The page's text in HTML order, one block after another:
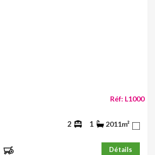
Réf: L1000
2 1 2011m²
Détails